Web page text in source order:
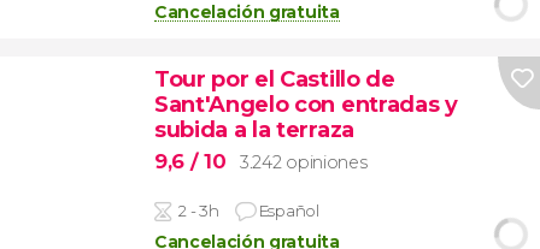
Cancelación gratuita
Tour por el Castillo de
Sant'Angelo con entradas y
subida a la terraza
9,6 / 10 3.242 opiniones
2 - 3h Español
Cancelación gratuita